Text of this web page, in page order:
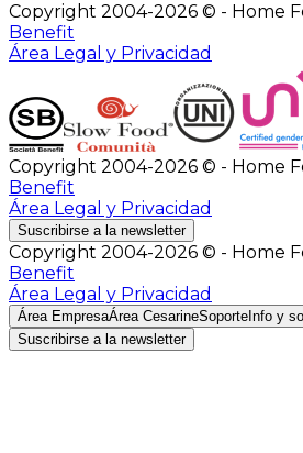
Copyright 2004-2026 © - Home
Benefit
Área Legal y Privacidad
Copyright 2004-2026 © - Home
Benefit
Área Legal y Privacidad
Suscribirse a la newsletter
Copyright 2004-2026 © - Home
Benefit
Área Legal y Privacidad
Área EmpresaÁrea CesarineSoporte Info y
Suscribirse a la newsletter